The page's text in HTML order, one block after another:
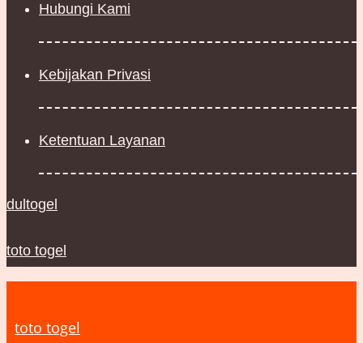
Hubungi Kami
Kebijakan Privasi
Ketentuan Layanan
dultogel
toto togel
toto togel